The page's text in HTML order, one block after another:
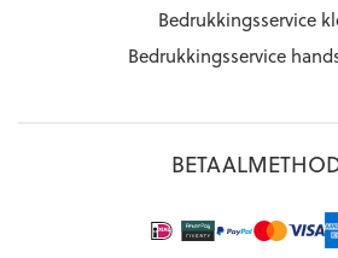
Bedrukkingsservice
Bedrukkingsservice